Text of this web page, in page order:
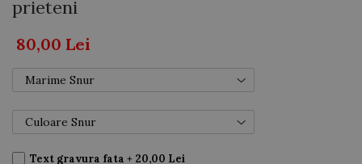
prieteni
80,00 Lei
Marime Snur
Culoare Snur
Text gravura fata + 20,00 Lei